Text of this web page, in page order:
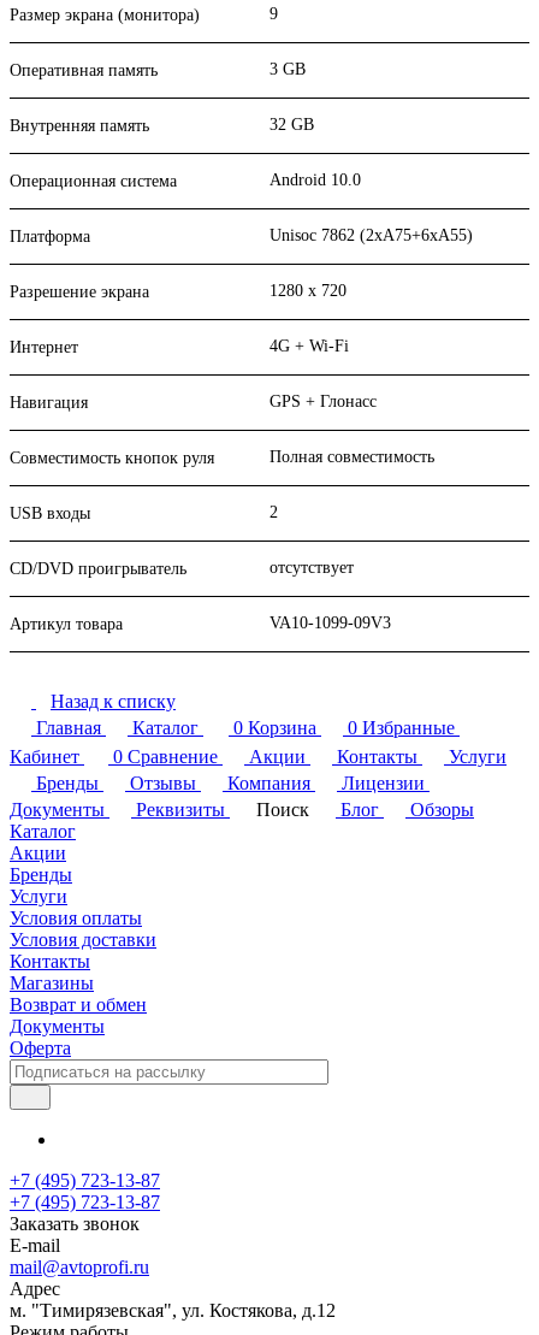
Размер экрана (монитора) 9
Оперативная память 3 GB
Внутренняя память 32 GB
Операционная система Android 10.0
Платформа Unisoc 7862 (2xA75+6xA55)
Разрешение экрана 1280 x 720
Интернет 4G + Wi-Fi
Навигация GPS + Глонасс
Совместимость кнопок руля Полная совместимость
USB входы 2
CD/DVD проигрыватель отсутствует
Артикул товара VA10-1099-09V3
Назад к списку
Главная
Каталог 0 Корзина 0 Избранные
Кабинет
0 Сравнение Акции Контакты
Услуги
Бренды
Отзывы Компания
Лицензии
Документы
Реквизиты Поиск Блог
Обзоры
Каталог
Акции
Бренды
Услуги
Условия оплаты
Условия доставки
Контакты
Магазины
Возврат и обмен
Документы
Оферта
+7 (495) 723-13-87
+7 (495) 723-13-87
Заказать звонок
E-mail
mail@avtoprofi.ru
Адрес
м. "Тимирязевская", ул. Костякова, д.12